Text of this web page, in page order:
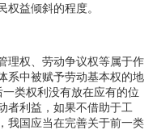
益倾斜的程度。
理权、劳动争议权等属于作
系中被赋予劳动基本权的地
类权利没有放在应有的位
者利益，如果不借助于工
我国应当在完善关于前一类